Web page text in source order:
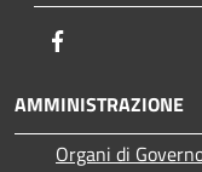
AMMINISTRAZIONE
Organi di